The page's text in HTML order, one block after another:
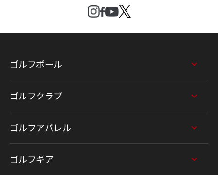
ゴルフボール
ゴルフクラブ
ゴルフアパレル
ゴルフギア